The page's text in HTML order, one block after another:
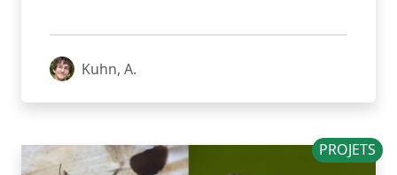
Kuhn, A.
PROJETS